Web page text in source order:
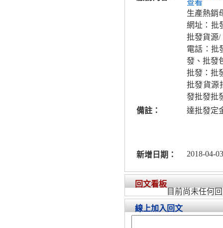
查看
生產熱銷
網址：批
批發貨源/
電話：批
發、批發
批發：批
批發貨源
發批發批
備註：
達批發定
新增日期： 2018-04-
回文看板
目前尚未任何
線上加入回文